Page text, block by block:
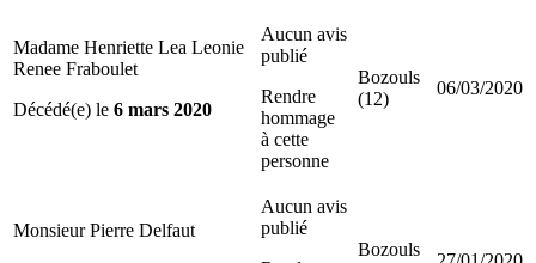
Madame Henriette Lea Leonie
Renee Fraboulet
Décédé(e) le 6 mars 2020
Aucun avis
publié
Rendre
hommage
à cette
personne
Bozouls
(12)
06/03/2020
Monsieur Pierre Delfaut
Aucun avis
publié
Bozouls